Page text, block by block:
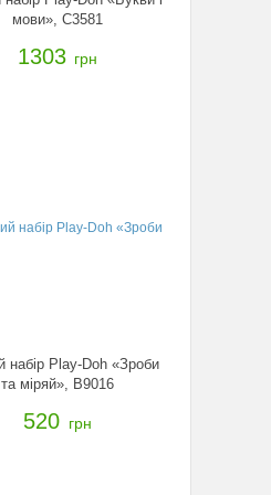
мови», C3581
1303 грн
набір Play-Doh «Зроби
та міряй», B9016
520 грн